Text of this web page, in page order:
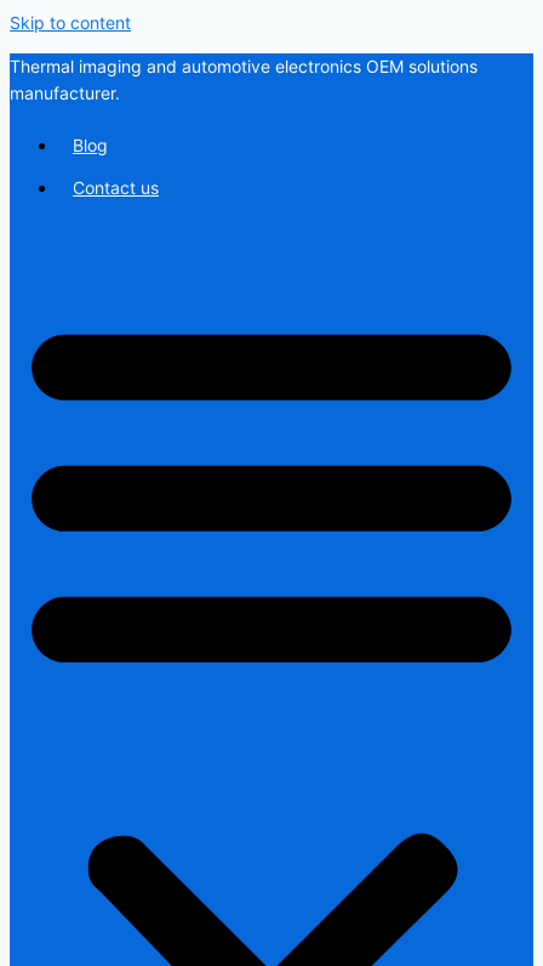
Skip to content
Thermal imaging and automotive electronics OEM solutions
manufacturer.
Blog
Contact us